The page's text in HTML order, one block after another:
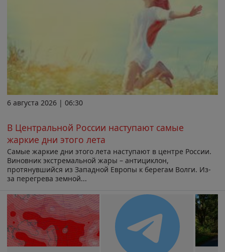
6 августа 2026 | 06:30
В Центральной России наступают самые
жаркие дни этого лета
Самые жаркие дни этого лета наступают в центре России.
Виновник экстремальной жары – антициклон,
протянувшийся из Западной Европы к берегам Волги. Из-
за перегрева земной...